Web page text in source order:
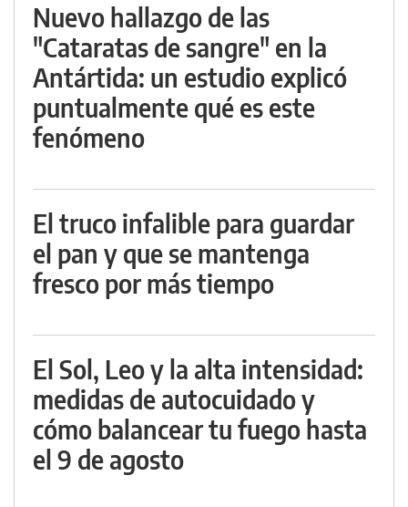
Nuevo hallazgo de las
"Cataratas de sangre" en la
Antártida: un estudio explicó
puntualmente qué es este
fenómeno
El truco infalible para guardar
el pan y que se mantenga
fresco por más tiempo
El Sol, Leo y la alta intensidad:
medidas de autocuidado y
cómo balancear tu fuego hasta
el 9 de agosto